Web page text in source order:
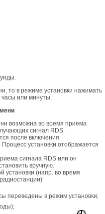
то в режиме установки нажимать
часы или минуты.
возможна во время приема
сигнал RDS.
после включения
установки отображается
сигнала RDS или он
вручную.
установки (напр. во время
переведены в режим установки;